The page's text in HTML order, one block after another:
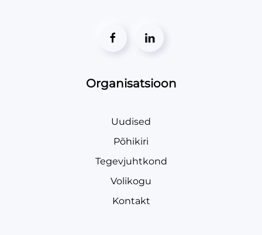
Organisatsioon
Uudised
Põhikiri
Tegevjuhtkond
Volikogu
Kontakt